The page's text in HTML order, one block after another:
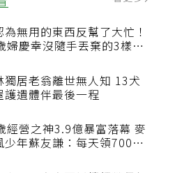
為無用的東西反幫了大忙！
歲婦慶幸沒隨手丟棄的3樣物
獨居老翁離世無人知 13犬
護遺體伴最後一程
經營之神3.9億暴富落幕 麥
風少年蘇友謙：每天領700元